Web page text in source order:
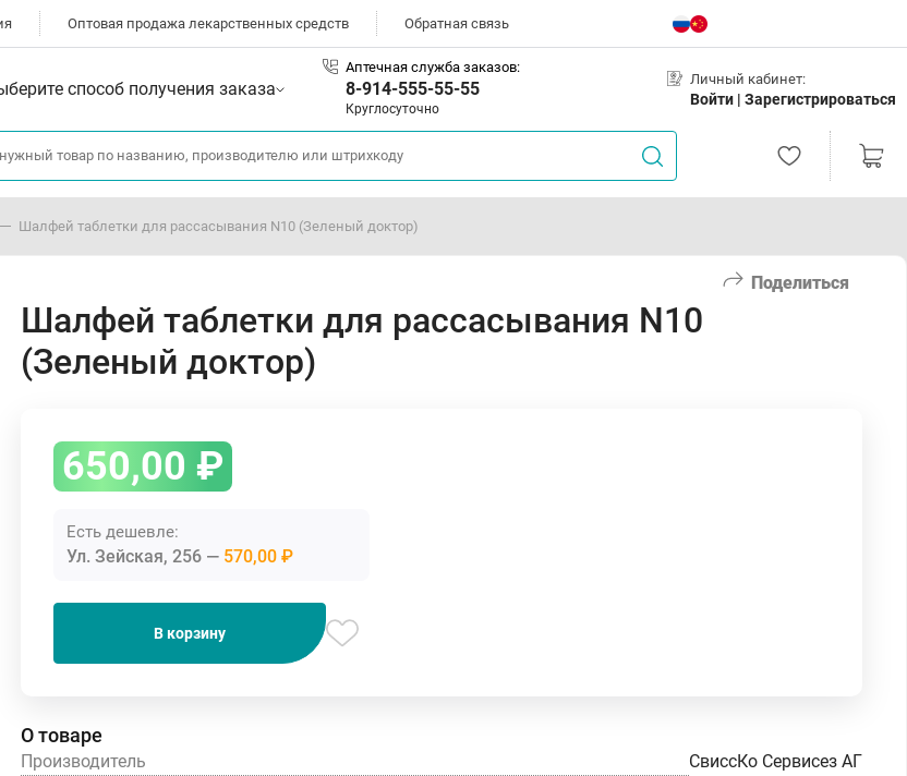
Оптовая продажа лекарственных средств Обратная связь
способ получения заказа
Аптечная служба заказов:
8-914-555-55-55
Круглосуточно
Личный кабинет:
Войти | Зарегистрироваться
Шалфей таблетки для рассасывания N10 (Зеленый доктор)
Поделиться
Шалфей таблетки для рассасывания N10
(Зеленый доктор)
650,00 ₽
Есть дешевле:
Ул. Зейская, 256 570,00 ₽
В корзину
О товаре
Производитель
СвиссКо Сервисез АГ